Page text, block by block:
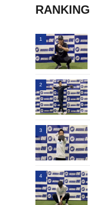
RANKING
1
2
3
4